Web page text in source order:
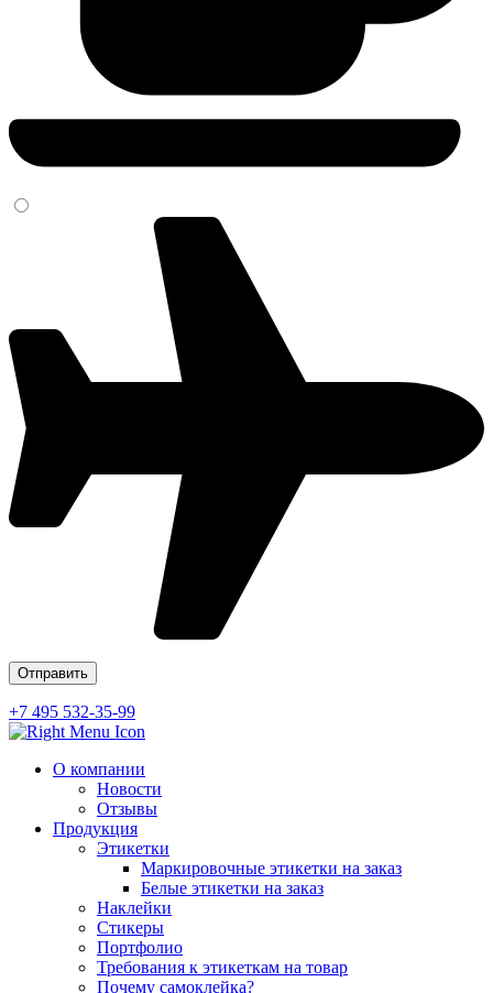
+7 495 532-35-99
О компании
Новости
Отзывы
Продукция
Этикетки
Маркировочные этикетки на заказ
Белые этикетки на заказ
Наклейки
Стикеры
Портфолио
Требования к этикеткам на товар
Почему самоклейка?